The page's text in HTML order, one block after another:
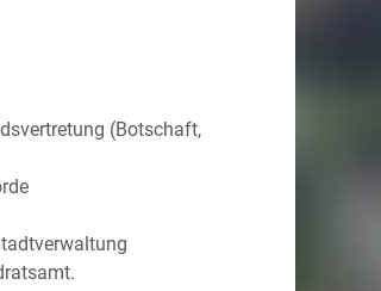
(Botschaft,